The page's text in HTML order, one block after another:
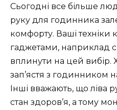
Сьогодні все більше
руку для годинника
комфорту. Ваші техніки
гаджетами, наприклад
вплинути на цей вибір.
зап’ястя з годинником
Інші вважають, що ліва
стан здоров’я, а тому